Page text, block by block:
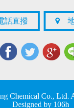
話直撥 地
Chemical Co., Ltd.
Designed by 106h